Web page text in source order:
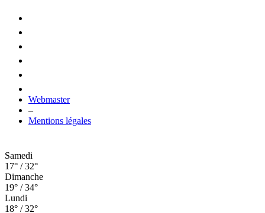
Webmaster
–
Mentions légales
Samedi
17° / 32°
Dimanche
19° / 34°
Lundi
18° / 32°